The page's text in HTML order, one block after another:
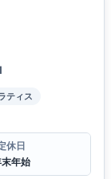
ティス
休日
年始